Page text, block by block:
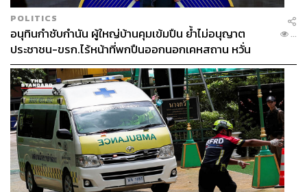
POLITICS
อนุทินกำชับกำนัน ผู้ใหญ่บ้านคุมเข้มปืน ย้ำไม่อนุญาต
ประชาชน-ขรก.ไร้หน้าที่พกปืนออกนอกเคหสถาน หวั่น
พฤติกรรมลอกเลียนแบบ จ่อลงพื้นที่เกิดเหตุ
...